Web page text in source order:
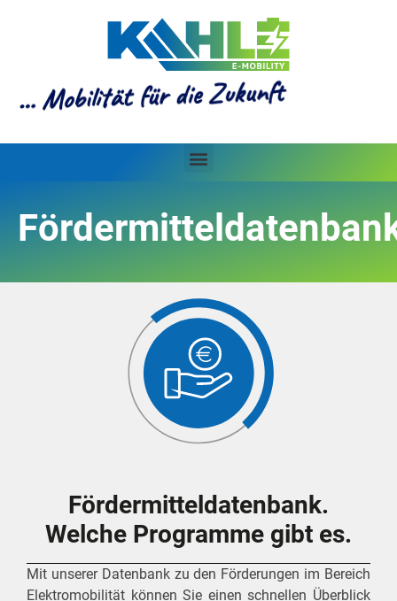
… Mobilität für die Zukunft
Fördermitteldatenbank.
Welche Programme gibt es.
Mit unserer Datenbank zu den Förderungen im Bereich
Elektromobilität können Sie einen schnellen Überblick